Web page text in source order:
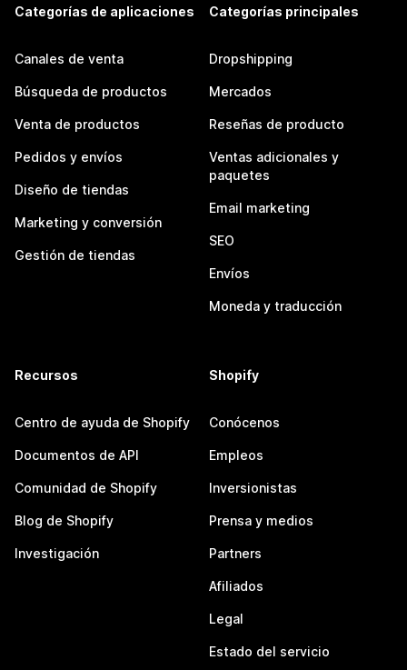
Categorías de aplicaciones
Canales de venta
Búsqueda de productos
Venta de productos
Pedidos y envíos
Diseño de tiendas
Marketing y conversión
Gestión de tiendas
Categorías principales
Dropshipping
Mercados
Reseñas de producto
Ventas adicionales y
paquetes
Email marketing
SEO
Envíos
Moneda y traducción
Recursos
Centro de ayuda de Shopify
Documentos de API
Comunidad de Shopify
Blog de Shopify
Investigación
Shopify
Conócenos
Empleos
Inversionistas
Prensa y medios
Partners
Afiliados
Legal
Estado del servicio